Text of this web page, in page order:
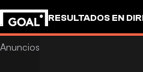
RESULTADOS EN